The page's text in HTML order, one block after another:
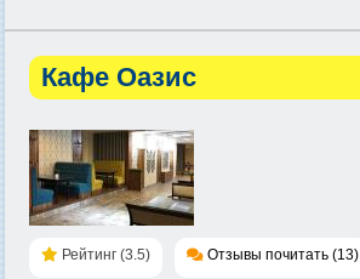
Кафе Оазис
Рейтинг (3.5) Отзывы почитать (13)